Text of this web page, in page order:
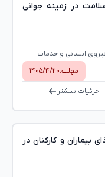
در زمینه جوانی
انسانی و خدمات
مهلت:۱۴۰۵/۴/۲۰
جزئیات بیشتر
بیماران و کارکنان در